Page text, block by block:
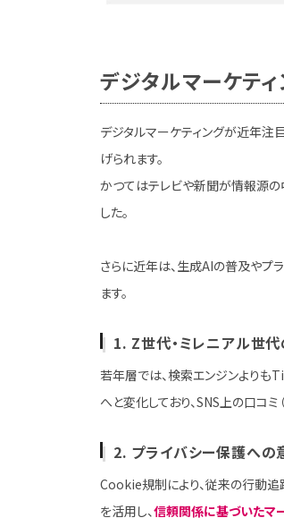
デジタルマーケテ
デジタルマーケティングが近年注
げられます。
かつてはテレビや新聞が情報源の
した。
さらに近年は、生成AIの普及やプ
ます。
1. Z世代・ミレニアル世
若年層では、検索エンジンよりも
へと変化しており、SNS上の口コミ
2. プライバシー保護への
Cookie規制により、従来の行動追
を活用し、信頼関係に基づいたマ